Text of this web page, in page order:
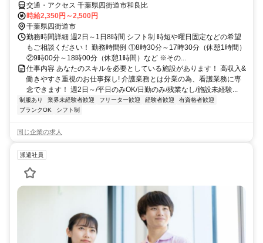
交通・アクセス 千葉県四街道市和良比
時給2,350円～2,500円
千葉県四街道市
勤務時間詳細 週2日～1日8時間 シフト制 時短や曜日固定などの希望
もご相談ください！ 勤務時間例 ①8時30分～17時30分（休憩1時間）
②9時00分～18時00分（休憩1時間）など ※その...
仕事内容 あなたのスキルを必要としている施設があります！ 高収入&
働きやすさ重視のお仕事探し! 介護業務とは分業の為、看護業務に専
念できます！ 週2日～/平日のみOK/日勤のみ/残業なし/施設未経験...
制服あり 業界未経験者歓迎 フリーター歓迎 経験者歓迎
有資格者歓迎
ブランクOK
シフト制
同じ企業の求人
派遣社員